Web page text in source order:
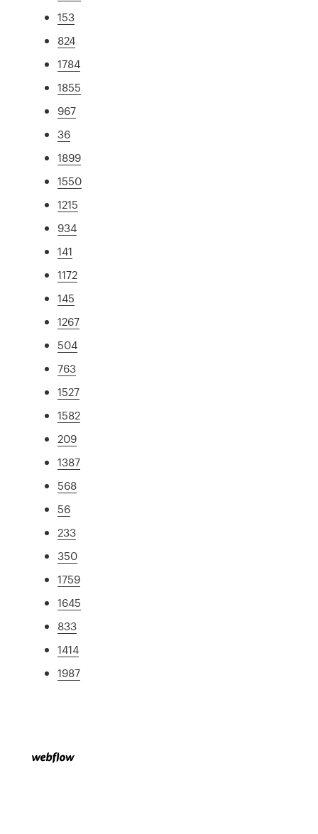
153
824
1784
1855
967
36
1899
1550
1215
934
141
1172
145
1267
504
763
1527
1582
209
1387
568
56
233
350
1759
1645
833
1414
1987